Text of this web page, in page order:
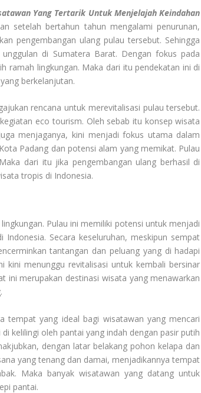
Yang Tertarik Untuk Menjelajah Keindahan
setelah bertahun tahun mengalami penurunan,
pengembangan ulang pulau tersebut. Sehingga
di Sumatera Barat. Dengan fokus pada
ramah lingkungan. Maka dari itu pendekatan ini di
berkelanjutan.
rencana untuk merevitalisasi pulau tersebut.
eco tourism. Oleh sebab itu konsep wisata
menjaganya, kini menjadi fokus utama dalam
Padang dan potensi alam yang memikat. Pulau
dari itu jika pengembangan ulang berhasil di
tropis di Indonesia.
Pulau ini memiliki potensi untuk menjadi
Secara keseluruhan, meskipun sempat
tantangan dan peluang yang di hadapi
kini menunggu revitalisasi untuk kembali bersinar
ini merupakan destinasi wisata yang menawarkan
tempat yang ideal bagi wisatawan yang mencari
kelilingi oleh pantai yang indah dengan pasir putih
dengan latar belakang pohon kelapa dan
yang tenang dan damai, menjadikannya tempat
Maka banyak wisatawan yang datang untuk
pantai.